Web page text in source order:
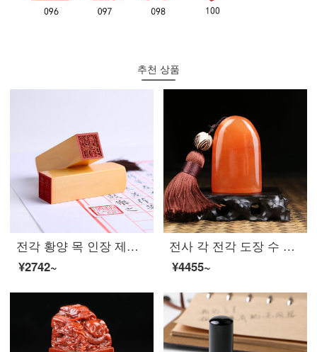
추천 상품
전각 황양 목 인장 제작 주문 제작 방장 개인 사인 장서 장 인 일본 유학 성명 날인 날인
¥2742~
전사 각 전각 도장 수 형 서 화 소장 서 예 중국화 도입부 도장 수공 전각 맞 춤 형 딸 홍
¥4455~